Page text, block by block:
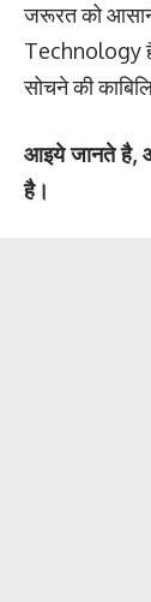
जरूरत को
Technology है
सोचने की
आइये जानते है,
है।